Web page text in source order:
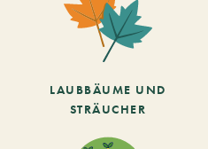
LAUBBÄUME UND
STRÄUCHER